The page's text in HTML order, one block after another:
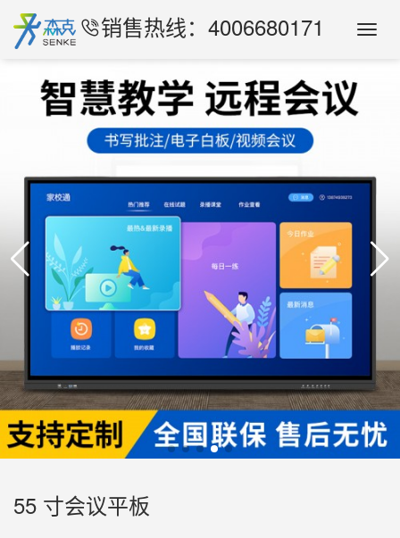
销售热线：4006680171
55 寸会议平板